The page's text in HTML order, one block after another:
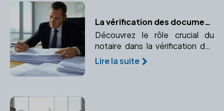
La vérification des documents immobiliers par le notaire
Découvrez le rôle crucial du
notaire dans la vérification des
documents immobiliers pour
garantir la conformité et la
Lire la suite